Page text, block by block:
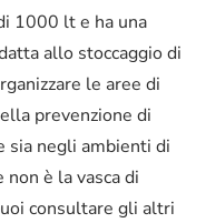
1000 lt e ha una
allo stoccaggio di
le aree di
prevenzione di
sia negli ambienti di
è la vasca di
consultare gli altri